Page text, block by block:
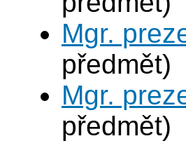
Mgr.
předmět)
Mgr.
předmět)